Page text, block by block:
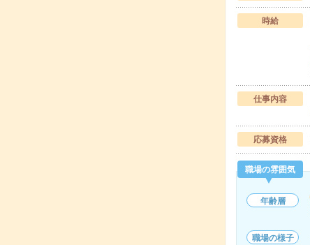
時給
仕事内容
応募資格
職場の雰囲気
年齢層
職場の様子